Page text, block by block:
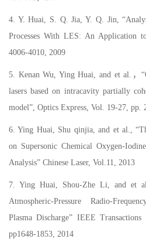
4. Y. Huai, S. Q. Jia, Y. Q. Jin,
Processes With LES: An Application
4006-4010, 2009
5. Kenan Wu, Ying Huai, and et al.，
lasers based on intracavity partially
model”, Optics Express, Vol. 19-27, pp.
6. Ying Huai, Shu qinjia, and et al.,
on Supersonic Chemical Oxygen-
Analysis” Chinese Laser, Vol.11, 2013
7. Ying Huai, Shou-Zhe Li, and et
Atmospheric-Pressure Radio-
Plasma Discharge” IEEE
pp1648-1853, 2014